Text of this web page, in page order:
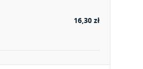
16,30 zł